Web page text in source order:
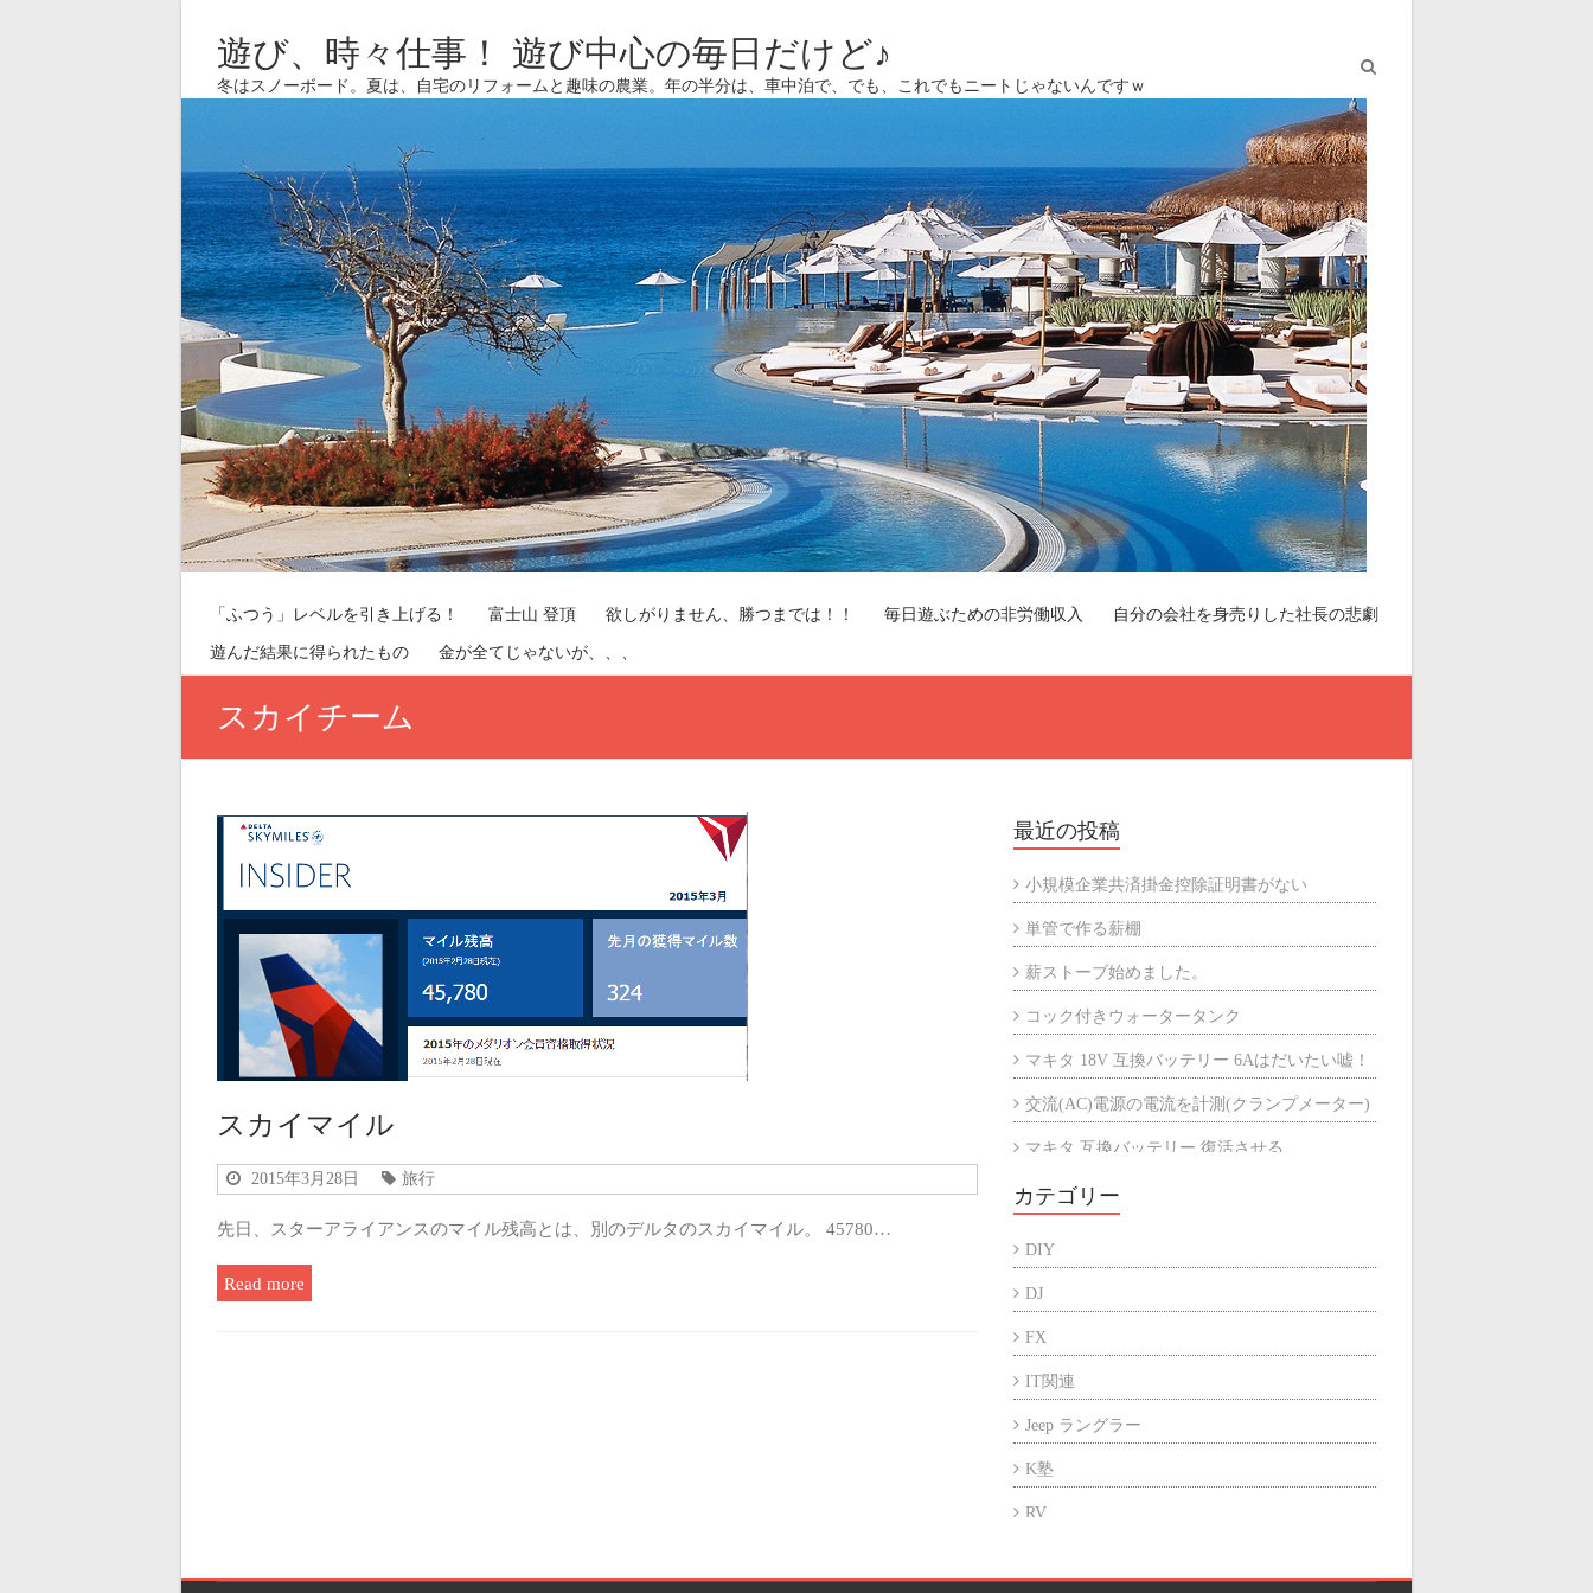
遊び、時々仕事！ 遊び中心の毎日だけど♪
冬はスノーボード。夏は、自宅のリフォームと趣味の農業。年の半分は、車中泊で、でも、これでもニートじゃないんですｗ
「ふつう」レベルを引き上げる！ 富士山 登頂 欲しがりません、勝つまでは！！ 毎日遊ぶための非労働収入 自分の会社を身売りした社長の悲劇
遊んだ結果に得られたもの 金が全てじゃないが、、、
スカイチーム
スカイマイル
2015年3月28日 旅行
先日、スターアライアンスのマイル残高とは、別のデルタのスカイマイル。 45780…
Read more
最近の投稿
小規模企業共済掛金控除証明書がない
単管で作る薪棚
薪ストーブ始めました。
コック付きウォータータンク
マキタ 18V 互換バッテリー 6Aはだいたい嘘！
交流(AC)電源の電流を計測(クランプメーター)
マキタ 互換バッテリー 復活させる
マキタ 互換バッテリーが充電できない
カテゴリー
DIY
DJ
FX
IT関連
Jeep ラングラー
K塾
RV